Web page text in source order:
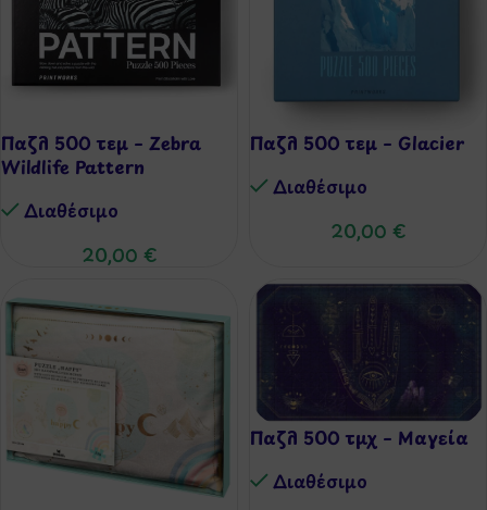
Παζλ 500 τεμ – Zebra
Wildlife Pattern
Διαθέσιμo
20,00 €
Παζλ 500 τεμ – Glacier
Διαθέσιμo
20,00 €
Παζλ 500 τμχ – Μαγεία
Διαθέσιμo